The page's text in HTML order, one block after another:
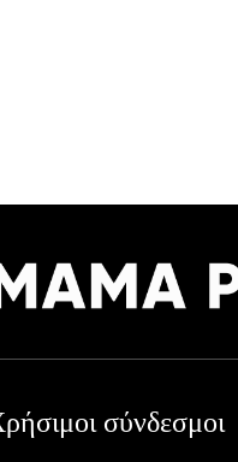
σύνδεσμοι